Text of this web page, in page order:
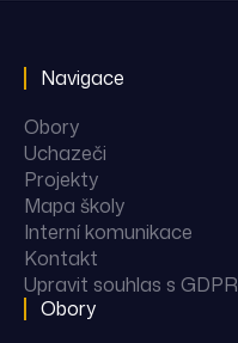
Navigace
Obory
Uchazeči
Projekty
Mapa školy
Interní komunikace
Kontakt
Upravit souhlas s GDPR
Obory